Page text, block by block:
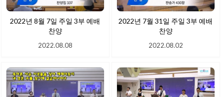
2022년 8월 7일 주일 3부 예배
찬양
2022.08.08
2022년 7월 31일 주일 3부 예배
찬양
2022.08.02